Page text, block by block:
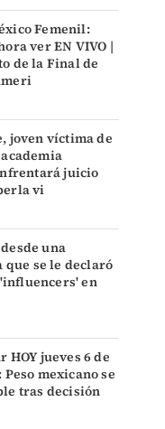
Femenil:
ver EN VIVO |
de la Final de
joven víctima de
juicio
vi
una
que se le declaró
en
HOY jueves 6 de
Peso mexicano se
tras decisión